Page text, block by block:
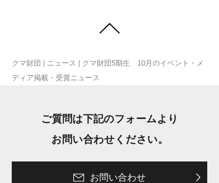
クマ財団 ニュース
クマ財団5期生 10月のイベント・メ
ディア掲載・受賞ニュース
ご質問は下記のフォームより
お問い合わせください。
お問い合わせ